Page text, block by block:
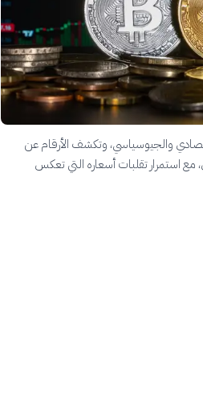
والجيوسياسي، وتكشف الأرقام عن
مع استمرار تقلبات أسعاره التي تعكس